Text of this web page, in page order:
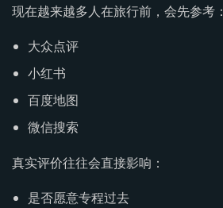
现在越来越多人在旅行前，会先参考：
大众点评
小红书
百度地图
微信搜索
真实评价往往会直接影响：
是否愿意专程过去